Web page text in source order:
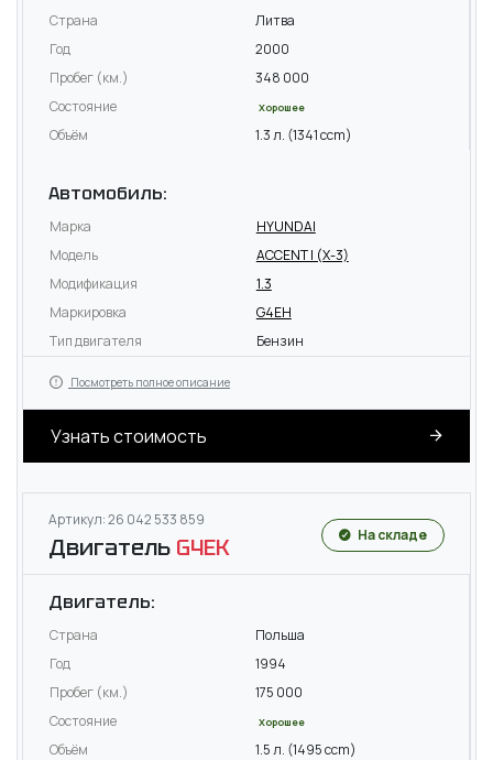
Страна
Литва
Год
2000
Пробег (км.)
348 000
Состояние
Хорошее
Объём 1.3 л. (1341 ccm)
Автомобиль:
Марка
HYUNDAI
Модель
ACCENT I (X-3)
Модификация
1.3
Маркировка
G4EH
Тип двигателя
Бензин
Посмотреть полное описание
Узнать стоимость
Артикул: 26 042 533 859
Двигатель G4EK На складе
Двигатель:
Страна
Польша
Год
1994
Пробег (км.)
175 000
Состояние
Хорошее
Объём 1.5 л. (1495 ccm)